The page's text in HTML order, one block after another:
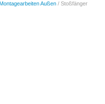
Außen / Stoßfänger